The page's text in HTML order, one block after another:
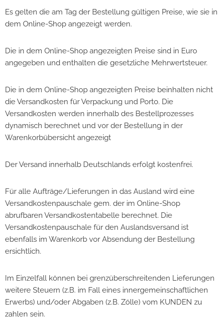
Es gelten die am Tag der Bestellung gültigen Preise, wie sie in
dem Online-Shop angezeigt werden.
Die in dem Online-Shop angezeigten Preise sind in Euro
angegeben und enthalten die gesetzliche Mehrwertsteuer.
Die in dem Online-Shop angezeigten Preise beinhalten nicht
die Versandkosten für Verpackung und Porto. Die
Versandkosten werden innerhalb des Bestellprozesses
dynamisch berechnet und vor der Bestellung in der
Warenkorbübersicht angezeigt
Der Versand innerhalb Deutschlands erfolgt kostenfrei.
Für alle Aufträge/Lieferungen in das Ausland wird eine
Versandkostenpauschale gem. der im Online-Shop
abrufbaren Versandkostentabelle berechnet. Die
Versandkostenpauschale für den Auslandsversand ist
ebenfalls im Warenkorb vor Absendung der Bestellung
ersichtlich.
Im Einzelfall können bei grenzüberschreitenden Lieferungen
weitere Steuern (z.B. im Fall eines innergemeinschaftlichen
Erwerbs) und/oder Abgaben (z.B. Zölle) vom KUNDEN zu
zahlen sein.